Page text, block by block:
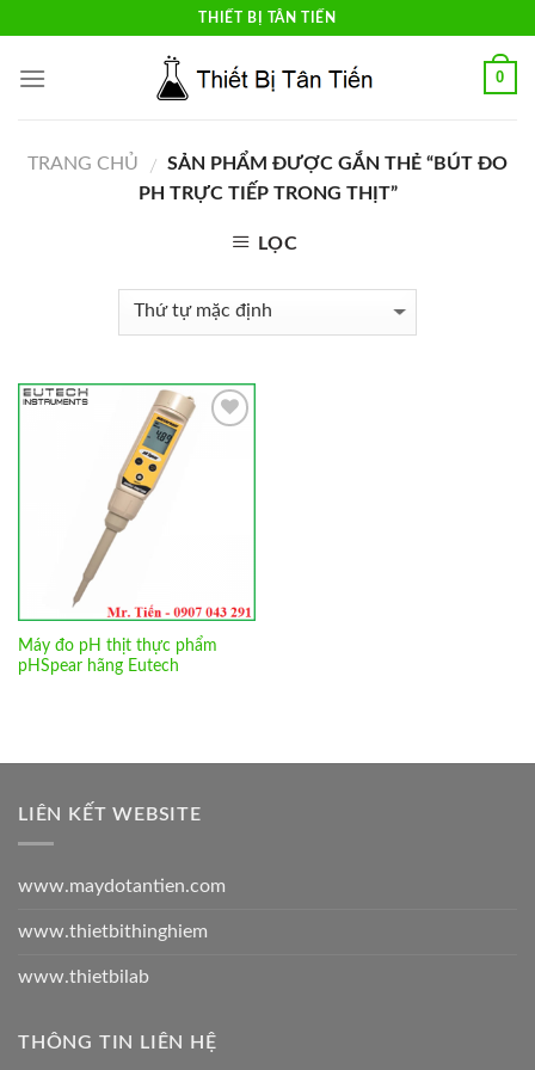
content
THIẾT BỊ TÂN TIẾN
0
TRANG CHỦ / SẢN PHẨM ĐƯỢC GẮN THẺ “BÚT ĐO
PH TRỰC TIẾP TRONG THỊT”
LỌC
Máy đo pH thịt thực phẩm
pHSpear hãng Eutech
LIÊN KẾT WEBSITE
www.maydotantien.com
www.thietbithinghiem
www.thietbilab
THÔNG TIN LIÊN HỆ